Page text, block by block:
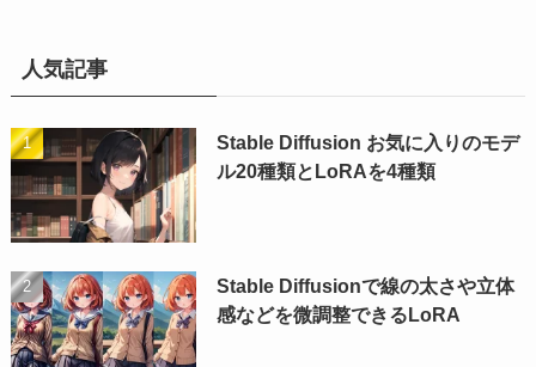
人気記事
Stable Diffusion お気に入りのモデ
ル20種類とLoRAを4種類
Stable Diffusionで線の太さや立体
感などを微調整できるLoRA